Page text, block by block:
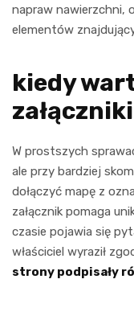
napraw nawierzchni,
elementów
kiedy
załączniki
W prostszych
ale przy bardziej
dołączyć mapę z
załącznik pomaga
czasie pojawia się
właściciel wyraził
strony podpisały